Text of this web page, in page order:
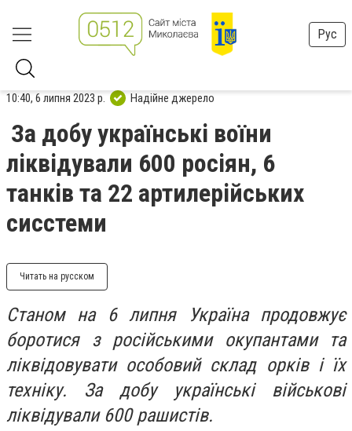
Рус
10:40, 6 липня 2023 р. Надійне джерело
За добу українські воїни
ліквідували 600 росіян, 6
танків та 22 артилерійських
сисстеми
Читать на русском
Станом на 6 липня Україна продовжує
боротися з російськими окупантами та
ліквідовувати особовий склад орків і їх
техніку. За добу українські військові
ліквідували 600 рашистів.